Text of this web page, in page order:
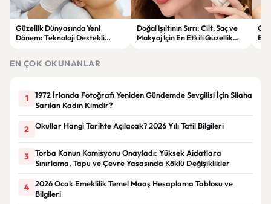
Güzellik Dünyasında Yeni
Dönem: Teknoloji Destekli
Doğal Işıltının Sırrı: Cilt, Saç ve
Makyaj İçin En Etkili Güzellik
EN ÇOK OKUNANLAR
1
1972 İrlanda Fotoğrafı Yeniden Gündemde Sevgilisi İçin Silaha
Sarılan Kadın Kimdir?
2 Okullar Hangi Tarihte Açılacak? 2026 Yılı Tatil Bilgileri
3
Torba Kanun Komisyonu Onayladı: Yüksek Aidatlara
Sınırlama, Tapu ve Çevre Yasasında Köklü Değişiklikler
4
2026 Ocak Emeklilik Temel Maaş Hesaplama Tablosu ve
Bilgileri